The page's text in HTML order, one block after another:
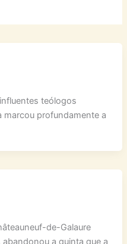
teólogos
profundamente a
de-Galaure
a quinta que a